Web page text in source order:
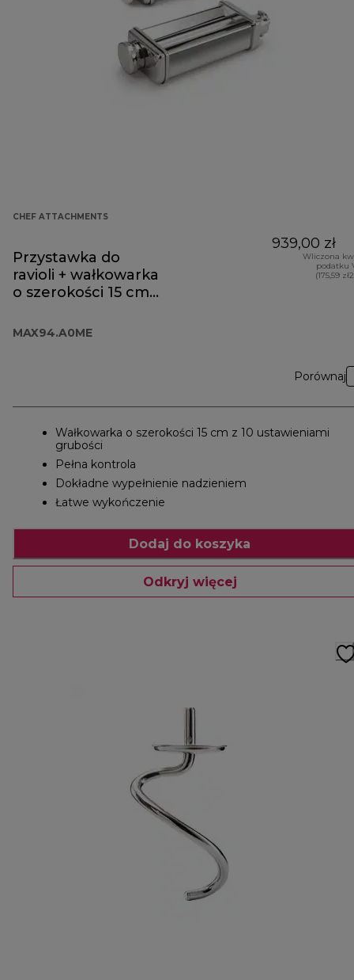
CHEF ATTACHMENTS
Przystawka do
ravioli + wałkowarka
o szerokości 15 cm
MAX94.A0ME
939,00 zł
Wliczona
podatku
(175,59
Porównaj
Wałkowarka o szerokości 15 cm z 10 ustawieniami
grubości
Pełna kontrola
Dokładne wypełnienie nadzieniem
Łatwe wykończenie
Dodaj do koszyka
Odkryj więcej